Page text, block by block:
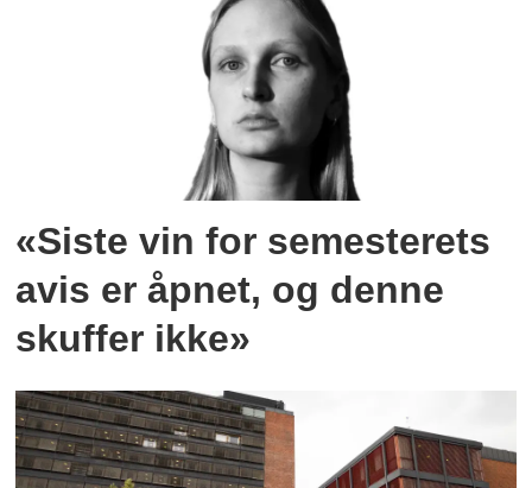
«Siste vin for semesterets
avis er åpnet, og denne
skuffer ikke»